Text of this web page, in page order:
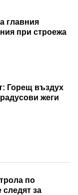
главния
при строежа
Горещ въздух
жеги
по
за